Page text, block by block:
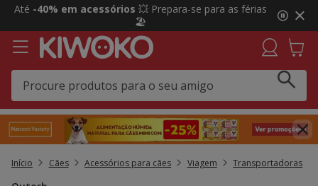
2
3,
mensagem,
Até -40% em acessórios 💥 Prepara-se para as férias
🏖️
Início Cães Acessórios para cães Viagem Transportadoras